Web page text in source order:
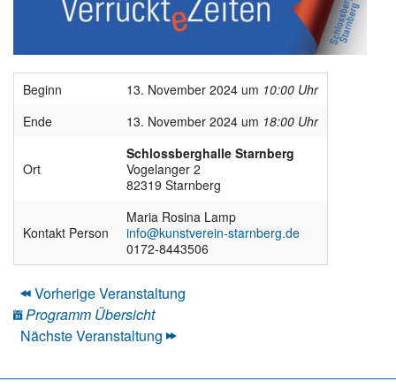
Beginn 13. November 2024 um 10:00 Uhr
Ende
13. November 2024 um 18:00 Uhr
Ort
Schlossberghalle Starnberg
Vogelanger 2
82319 Starnberg
Kontakt Person
Maria Rosina Lamp
info@kunstverein-starnberg.de
0172-8443506
Vorherige Veranstaltung
Programm Übersicht
Nächste Veranstaltung